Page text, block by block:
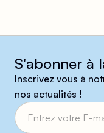
S'abonner à
Inscrivez vous à
nos actualités !